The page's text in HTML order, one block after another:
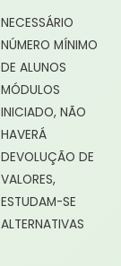
NECESSÁRIO
NÚMERO MÍNIMO
DE ALUNOS
MÓDULOS
INICIADO, NÃO
HAVERÁ
DEVOLUÇÃO DE
VALORES,
ESTUDAM-SE
ALTERNATIVAS